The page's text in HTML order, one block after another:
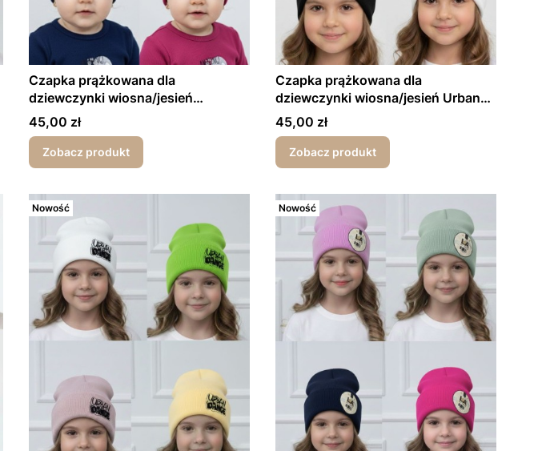
Czapka prążkowana dla
dziewczynki wiosna/jesień
Amazing
Cena
45,00 zł
Zobacz produkt
Czapka prążkowana dla
dziewczynki wiosna/jesień Urban
Band
Cena
45,00 zł
Zobacz produkt
Nowość Nowość